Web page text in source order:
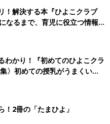
！解決する本『ひよこクラブ
るまで、育児に役立つ情報が
わかり！『初めてのひよこクラ
〉初めての授乳がうまくい
の基本と夏のトラブル 解決テ
！2冊の「たまひよ」